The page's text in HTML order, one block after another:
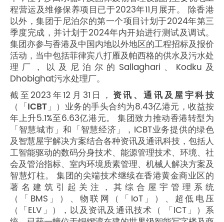
程营运及维修保养项目已于2023年11月展开。 除香港
以外，集团于尼泊尔的第一个项目计划于2024年第三
季度完成，并计划于2024年内开始进行测试及调试。
集团亦参与香港及中国内地以外地区的工程招标及报价
活动，当中包括菲律宾八打雁及帕西格的供水及污水处
理厂，以及尼泊尔的Sallaghari、Kodku及
Dhobighat污水处理厂。
截至2023年12月31日， 资讯、通讯及屋宇科技
（「ICBT」）业务的手头合约为8.43亿港元，收益按
年上升5.1%至6.63亿港元。 集团致力推动香港转型为
「智慧城市」和「智慧经济」，ICBT业务提供的绿色
及智慧屋宇解决方案结合各种资讯及通讯科技，包括人
工智能驱动的数码分身技术、能源管理技术、环境、社
会及管治指标、室内环境质素管理、机械人解决方案及
智慧灯柱。 集团的尖端技术继续在香港黄金商业区的
著名建筑引起关注，其综合屋宇管理系统
（「BMS」）、物联网（「IoT」）、超低电压
（「ELV」），以及资讯及通讯技术（ 「ICT」）系